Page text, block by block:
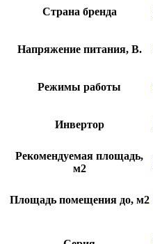
Страна бренда
Напряжение питания, В.
Режимы работы
Инвертор
Рекомендуемая площадь,
м2
Площадь помещения до, м2